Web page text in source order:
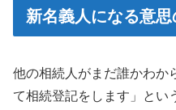
新名義人になる意
他の相続人がまだ誰かわか
て相続登記をします」とい